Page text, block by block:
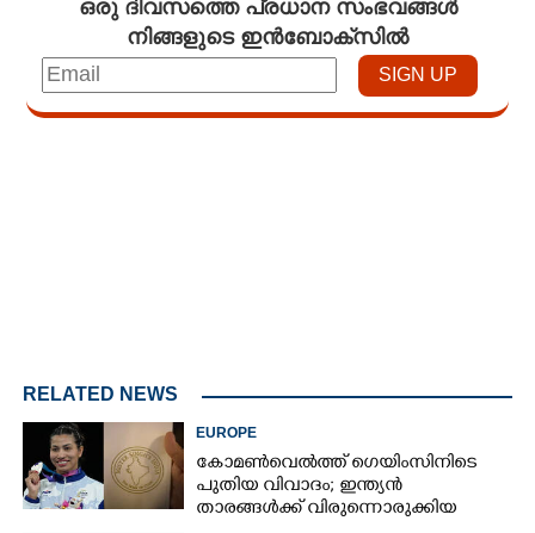
നിങ്ങളുടെ ഇൻബോക്സിൽ
RELATED NEWS
EUROPE
കോമൺവെൽത്ത് ഗെയിംസിനിടെ
പുതിയ വിവാദം; ഇന്ത്യൻ
താരങ്ങൾക്ക് വിരുന്നൊരുക്കിയ